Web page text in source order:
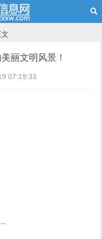
文
丽文明风景！
07:19:33